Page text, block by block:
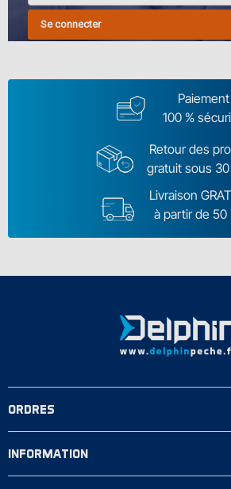
Se connecter
Paiement
100 %
Retour des
gratuit sous
Livraison
à partir de 50
ORDRES
INFORMATION